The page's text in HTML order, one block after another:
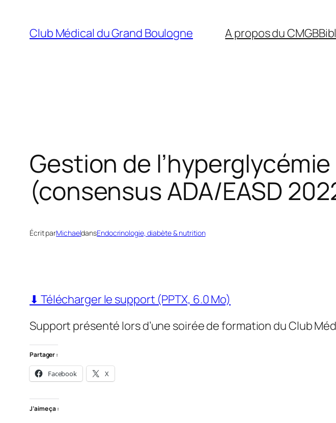
contenu
Club Médical du Grand Boulogne A propos du CMGB
Gestion de
(consensus ADA/EASD
Écrit parMichaeldansEndocrinologie, diabète & nutrition
⬇ Télécharger le support (PPTX, 6.0 Mo)
Support présenté lors d’une soirée de formation du Club
Partager :
Facebook X
J’aime ça :